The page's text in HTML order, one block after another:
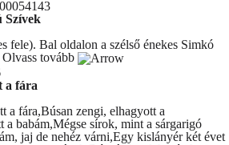
Szívek
fele). Bal oldalon a szélső énekes Simkó
Olvass tovább
a fára
a fára,Búsan zengi, elhagyott a
a babám,Mégse sírok, mint a sárgarigó
jaj de nehéz várni,Egy kislányér két évet